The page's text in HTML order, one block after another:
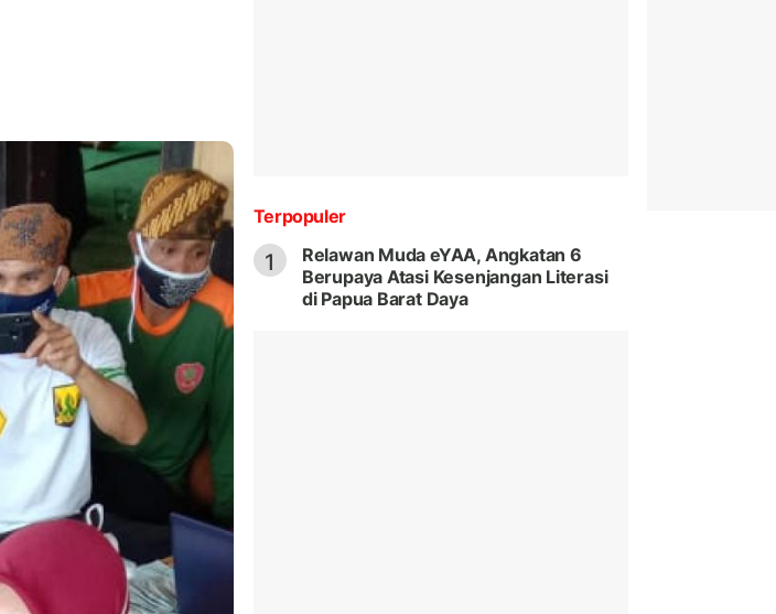
Terpopuler
1
Relawan Muda eYAA, Angkatan 6
Berupaya Atasi Kesenjangan Literasi
di Papua Barat Daya